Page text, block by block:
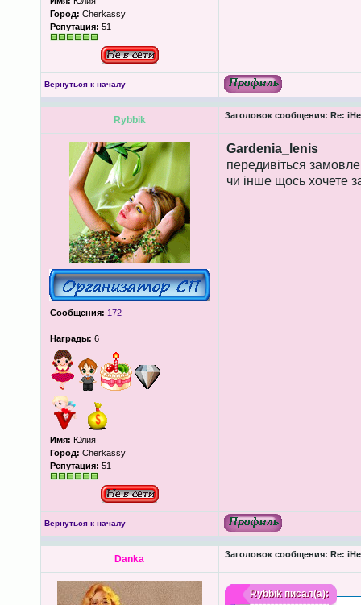
Город: Cherkassy
Репутация: 51
Вернуться к началу
Rybbik Заголовок сообщения: Re:
Сообщения: 172
Награды: 6
Имя: Юлия
Город: Cherkassy
Репутация: 51
Gardenia_lenis
передивіться
чи інше щось хочете
Вернуться к началу
Danka Заголовок сообщения: Re:
Rybbikписал(а):